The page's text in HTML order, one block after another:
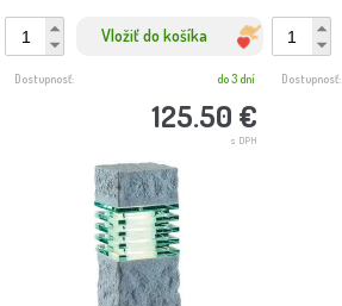
Vložiť do košíka
125.50 €
s DPH
Dostupnosť: do 3 dní Dostupnosť: